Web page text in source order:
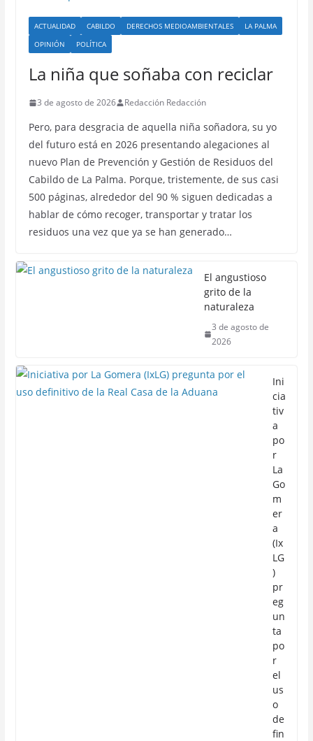
ACTUALIDAD CABILDO DERECHOS MEDIOAMBIENTALES
LA PALMA
OPINIÓN
POLÍTICA
La niña que soñaba con reciclar
3 de agosto de 2026 Redacción Redacción
Pero, para desgracia de aquella niña soñadora, su yo
del futuro está en 2026 presentando alegaciones al
nuevo Plan de Prevención y Gestión de Residuos del
Cabildo de La Palma. Porque, tristemente, de sus casi
500 páginas, alrededor del 90 % siguen dedicadas a
hablar de cómo recoger, transportar y tratar los
residuos una vez que ya se han generado…
El angustioso
grito de la
naturaleza
3 de agosto de
2026
Ini
cia
tiv
a
po
r
La
Go
m
er
a
(Ix
LG
)
pr
eg
un
ta
po
r
el
us
o
de
fin